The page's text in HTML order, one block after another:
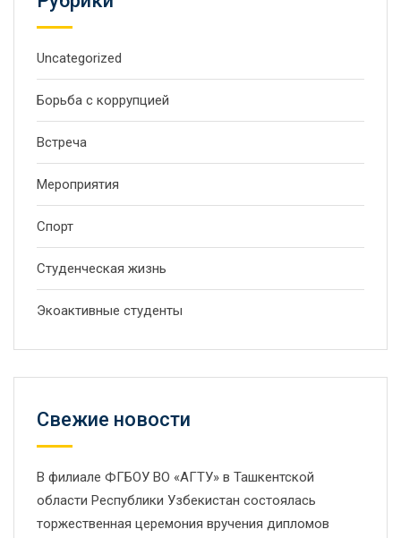
Uncategorized
Борьба с коррупцией
Встреча
Мероприятия
Спорт
Студенческая жизнь
Экоактивные студенты
Свежие новости
В филиале ФГБОУ ВО «АГТУ» в Ташкентской
области Республики Узбекистан состоялась
торжественная церемония вручения дипломов